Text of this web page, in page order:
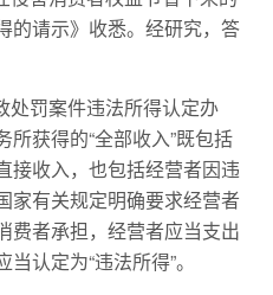
的请示》收悉。经研究，答
处罚案件违法所得认定办
获得的“全部收入”既包括
接收入，也包括经营者因违
家有关规定明确要求经营者
费者承担，经营者应当支出
认定为“违法所得”。